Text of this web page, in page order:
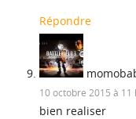
Répondre
10 octobre 2015 à 11
bien realiser